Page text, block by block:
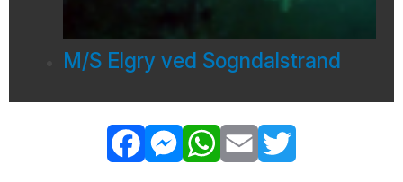
M/S Elgry ved Sogndalstrand